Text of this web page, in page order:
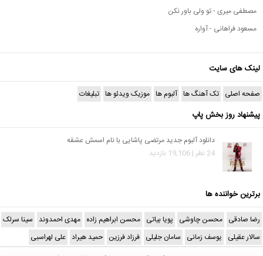
مصطفی میری - تو ولی باور نکن
مسعود فراهانی - آواره
لینک های سایت
صفحه اصلی تک آهنگ ها آلبوم ها موزیک ویدئو ها تبلیغات
پیشنهاد روز بخش پاپ
دانلود آلبوم جدید مرتضی پاشایی با نام اسمش عشقه
24 نظر | 19,106 بازدید
برترین خواننده ها
رضا صادقی محسن چاوشی پویا بیاتی محسن ابراهیم زاده مهدی احمدوند سینا سرلک
سالار عقیلی یوسف زمانی سامان جلیلی فرزاد فرزین حمید هیراد علی لهراسبی